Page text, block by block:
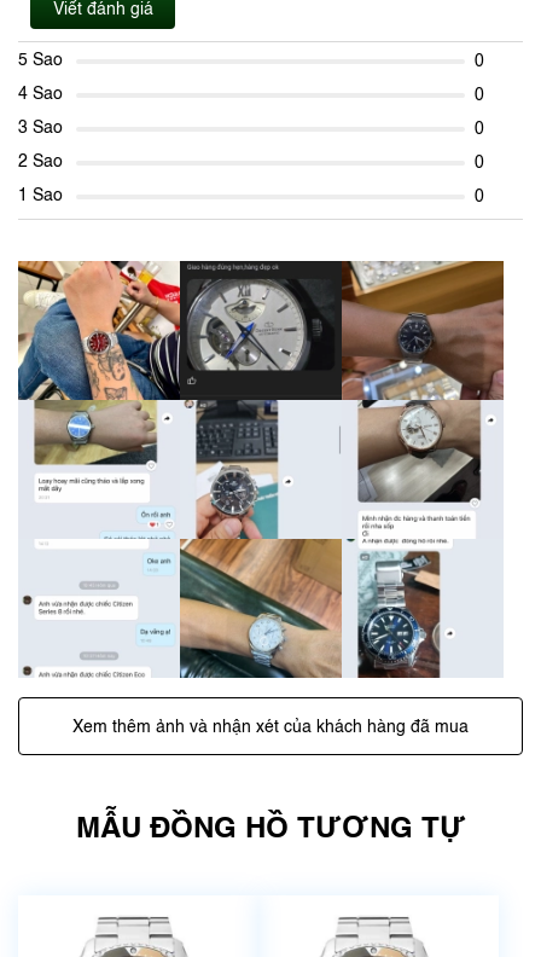
Viết đánh giá
5 Sao
0
4 Sao
0
3 Sao
0
2 Sao
0
1 Sao
0
Xem thêm ảnh và nhận xét của khách hàng đã mua
MẪU ĐỒNG HỒ TƯƠNG TỰ